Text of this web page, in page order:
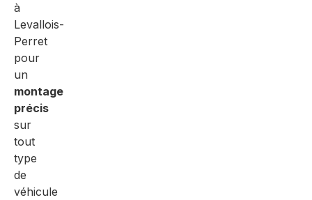
à
Levallois-
Perret
pour
un
montage
précis
sur
tout
type
de
véhicule